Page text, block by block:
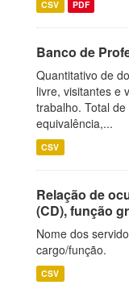
CSV PDF
Banco de
Quantitativo de
livre, visitantes e
trabalho. Total
equivalência,...
CSV
Relação de
(CD), função
Nome dos
cargo/função.
CSV